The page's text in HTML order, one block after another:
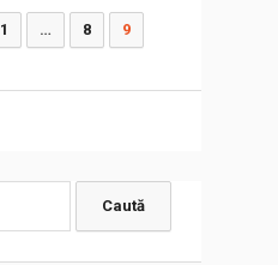
1 … 8 9